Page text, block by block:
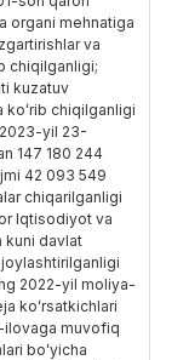
organi mehnatiga
va
chiqilganligi;
kuzatuv
chiqilganligi
yil 23-
147 180 244
42 093 549
chiqarilganligi
Iqtisodiyot va
kuni davlat
2022-yil moliya-
koʻrsatkichlari
ilovaga muvofiq
boʻyicha